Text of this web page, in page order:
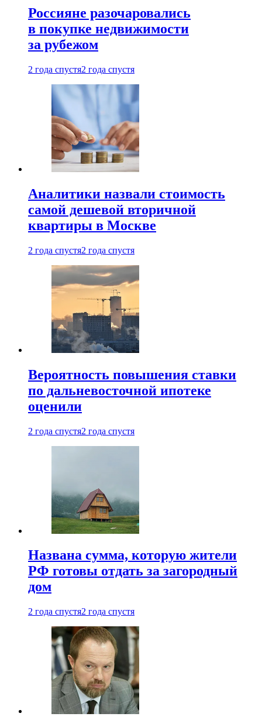
Россияне разочаровались
в покупке недвижимости
за рубежом
2 года спустя2 года спустя
Аналитики назвали стоимость
самой дешевой вторичной
квартиры в Москве
2 года спустя2 года спустя
Вероятность повышения ставки
по дальневосточной ипотеке
оценили
2 года спустя2 года спустя
Названа сумма, которую жители
РФ готовы отдать за загородный
дом
2 года спустя2 года спустя